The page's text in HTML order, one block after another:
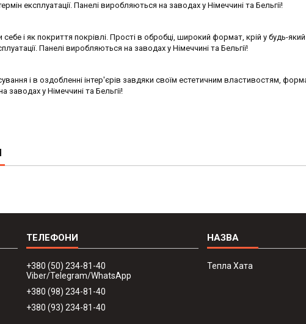
експлуатації. Панелі виробляються на заводах у Німеччині та Бельгії!
і як покриття покрівлі. Прості в обробці, широкий формат, крій у будь-який
Панелі виробляються на заводах у Німеччині та Бельгії!
і в оздобленні інтер'єрів завдяки своїм естетичним властивостям,
у Німеччині та Бельгії!
+380 (50) 234-81-40
Viber/Telegram/WhatsApp
+380 (98) 234-81-40
+380 (93) 234-81-40
Тепла Хата